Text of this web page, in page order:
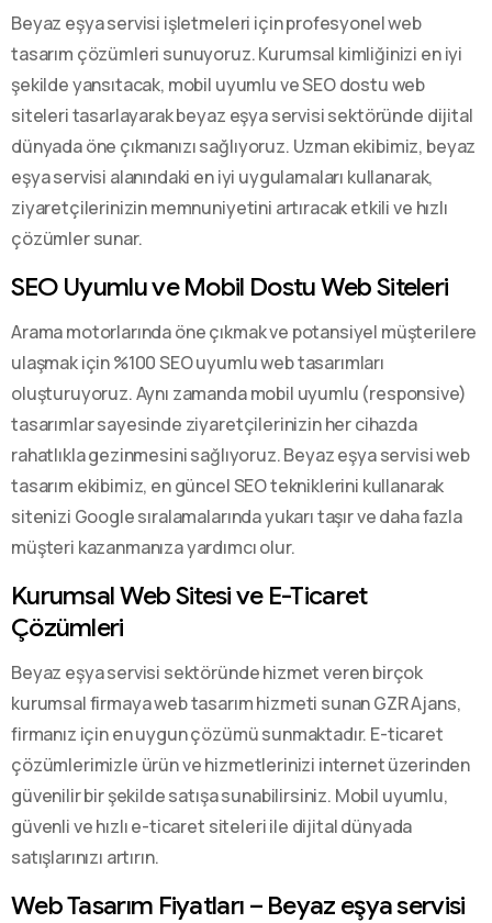
Beyaz eşya servisi işletmeleri için profesyonel web
tasarım çözümleri sunuyoruz. Kurumsal kimliğinizi en iyi
şekilde yansıtacak, mobil uyumlu ve SEO dostu web
siteleri tasarlayarak beyaz eşya servisi sektöründe dijital
dünyada öne çıkmanızı sağlıyoruz. Uzman ekibimiz, beyaz
eşya servisi alanındaki en iyi uygulamaları kullanarak,
ziyaretçilerinizin memnuniyetini artıracak etkili ve hızlı
çözümler sunar.
SEO Uyumlu ve Mobil Dostu Web Siteleri
Arama motorlarında öne çıkmak ve potansiyel müşterilere
ulaşmak için %100 SEO uyumlu web tasarımları
oluşturuyoruz. Aynı zamanda mobil uyumlu (responsive)
tasarımlar sayesinde ziyaretçilerinizin her cihazda
rahatlıkla gezinmesini sağlıyoruz. Beyaz eşya servisi web
tasarım ekibimiz, en güncel SEO tekniklerini kullanarak
sitenizi Google sıralamalarında yukarı taşır ve daha fazla
müşteri kazanmanıza yardımcı olur.
Kurumsal Web Sitesi ve E-Ticaret
Çözümleri
Beyaz eşya servisi sektöründe hizmet veren birçok
kurumsal firmaya web tasarım hizmeti sunan GZR Ajans,
firmanız için en uygun çözümü sunmaktadır. E-ticaret
çözümlerimizle ürün ve hizmetlerinizi internet üzerinden
güvenilir bir şekilde satışa sunabilirsiniz. Mobil uyumlu,
güvenli ve hızlı e-ticaret siteleri ile dijital dünyada
satışlarınızı artırın.
Web Tasarım Fiyatları – Beyaz eşya servisi